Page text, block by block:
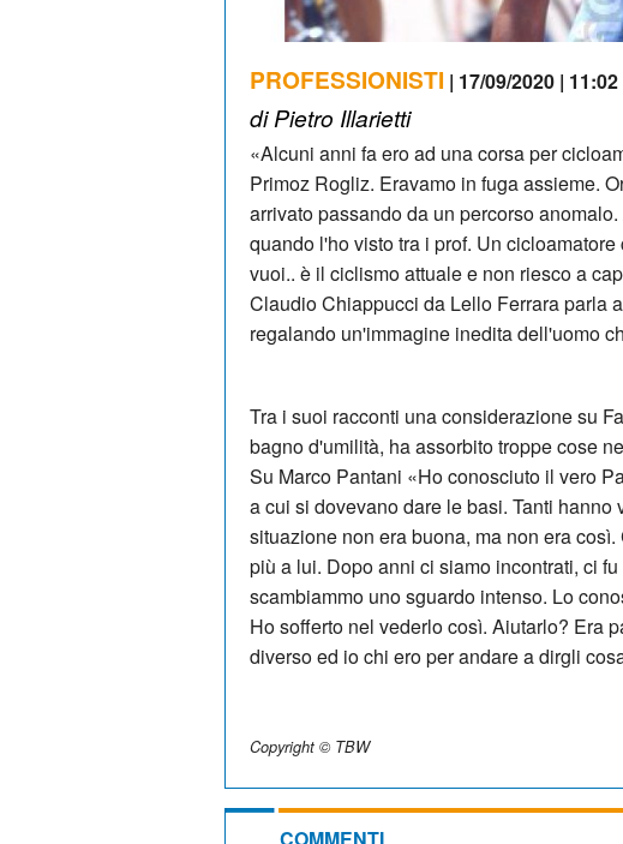
PROFESSIONISTI | 17/09/2020 | 11:02
di Pietro Illarietti
«Alcuni anni fa ero ad una corsa per
Primoz Rogliz. Eravamo in fuga assieme.
arrivato passando da un percorso
quando l'ho visto tra i prof. Un
vuoi.. è il ciclismo attuale e non riesco a
Claudio Chiappucci da Lello Ferrara parla
regalando un'immagine inedita dell'uomo
Tra i suoi racconti una considerazione su
bagno d'umilità, ha assorbito troppe cose
Su Marco Pantani «Ho conosciuto il vero
a cui si dovevano dare le basi. Tanti hanno
situazione non era buona, ma non era
più a lui. Dopo anni ci siamo incontrati, ci
scambiammo uno sguardo intenso. Lo
Ho sofferto nel vederlo così. Aiutarlo? Era
diverso ed io chi ero per andare a dirgli
Copyright © TBW